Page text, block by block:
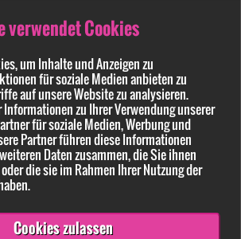
verwendet Cookies
um Inhalte und Anzeigen zu
für soziale Medien anbieten zu
auf unsere Website zu analysieren.
zu Ihrer Verwendung unserer
für soziale Medien, Werbung und
Partner führen diese Informationen
Daten zusammen, die Sie ihnen
die sie im Rahmen Ihrer Nutzung der
Cookies zulassen
können strafbar sein.
Pflichtfelder sind mit * markiert
Datenschutzerklärung.